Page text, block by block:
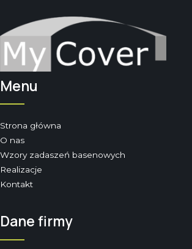
Menu
Strona główna
O nas
Wzory zadaszeń basenowych
Realizacje
Kontakt
Dane firmy